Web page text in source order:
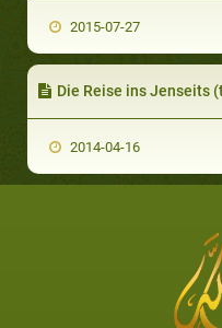
2015-07-27
Die Reise ins Jenseits (teil 6
2014-04-16